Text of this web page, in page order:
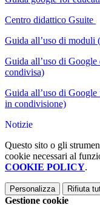
Centro didattico Gsuite
Guida all’uso di moduli
Guida all’uso di Google
condivisa)
Guida all’uso di
in condivisione)
Notizie
Questo sito o gli
cookie necessari al
COOKIE POLICY.
Personalizza Rifiuta
Gestione cookie